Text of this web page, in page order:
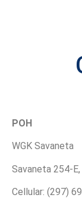
POH
WGK Savaneta
Savaneta 254-E,
Cellular: (297)